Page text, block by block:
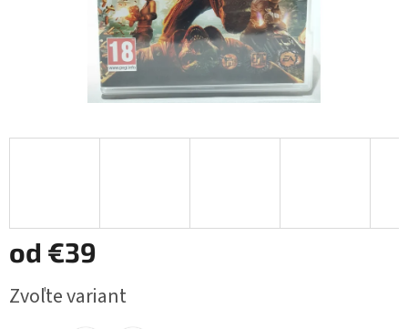
od €39
cena:
Zvoľte variant